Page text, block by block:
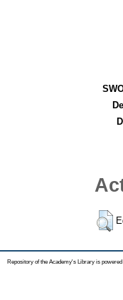
Repository of the Academy's Library is powered